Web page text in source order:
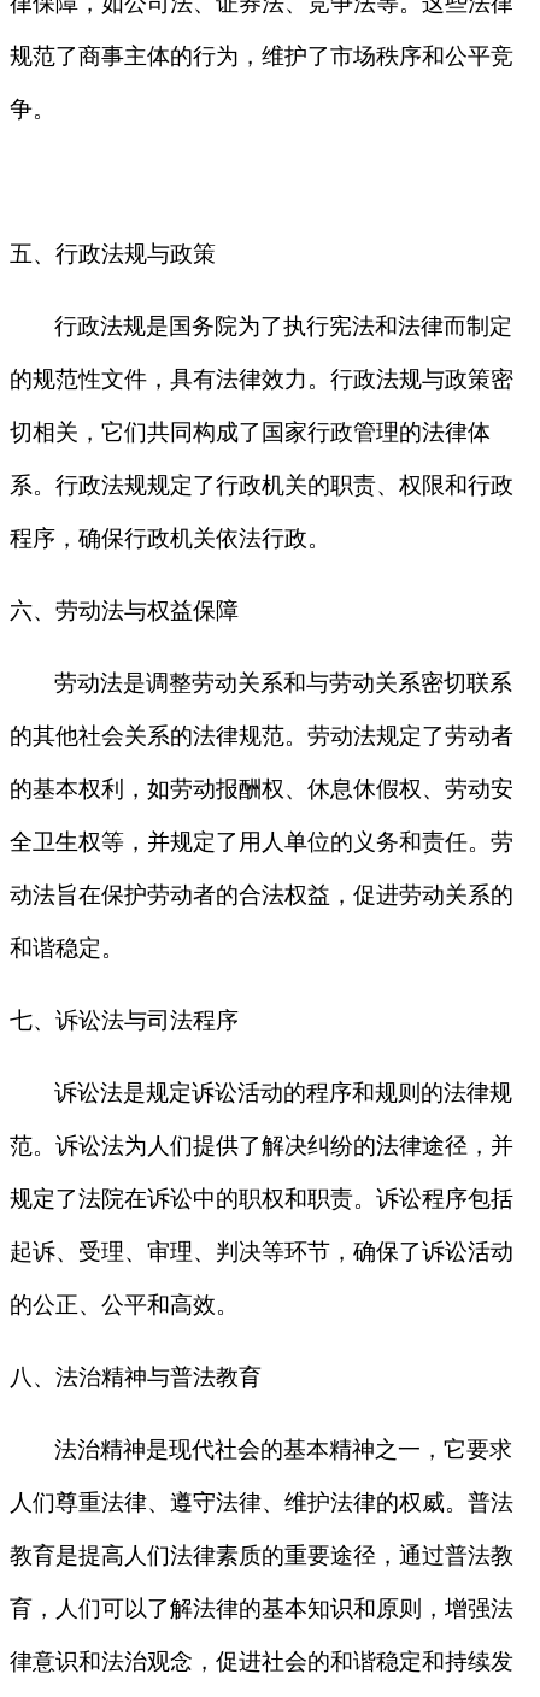
规范了商事主体的行为，维护了市场秩序和公平竞
争。
五、行政法规与政策
行政法规是国务院为了执行宪法和法律而制定
的规范性文件，具有法律效力。行政法规与政策密
切相关，它们共同构成了国家行政管理的法律体
系。行政法规规定了行政机关的职责、权限和行政
程序，确保行政机关依法行政。
六、劳动法与权益保障
劳动法是调整劳动关系和与劳动关系密切联系
的其他社会关系的法律规范。劳动法规定了劳动者
的基本权利，如劳动报酬权、休息休假权、劳动安
全卫生权等，并规定了用人单位的义务和责任。劳
动法旨在保护劳动者的合法权益，促进劳动关系的
和谐稳定。
七、诉讼法与司法程序
诉讼法是规定诉讼活动的程序和规则的法律规
范。诉讼法为人们提供了解决纠纷的法律途径，并
规定了法院在诉讼中的职权和职责。诉讼程序包括
起诉、受理、审理、判决等环节，确保了诉讼活动
的公正、公平和高效。
八、法治精神与普法教育
法治精神是现代社会的基本精神之一，它要求
人们尊重法律、遵守法律、维护法律的权威。普法
教育是提高人们法律素质的重要途径，通过普法教
育，人们可以了解法律的基本知识和原则，增强法
律意识和法治观念，促进社会的和谐稳定和持续发